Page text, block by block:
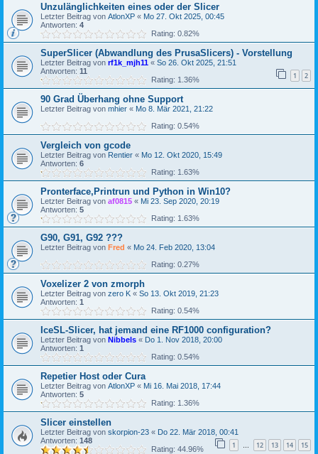
Unzulänglichkeiten eines oder der Slicer
Letzter Beitrag von AtlonXP « Mo 27. Okt 2025, 00:45
Antworten: 4
Rating: 0.82%
SuperSlicer (Abwandlung des PrusaSlicers) - Vorstellung
Letzter Beitrag von rf1k_mjh11 « So 26. Okt 2025, 21:51
Antworten: 11 1 2
Rating: 1.36%
90 Grad Überhang ohne Support
Letzter Beitrag von mhier « Mo 8. Mär 2021, 21:22
Rating: 0.54%
Vergleich von gcode
Letzter Beitrag von Rentier « Mo 12. Okt 2020, 15:49
Antworten: 6
Rating: 1.63%
Pronterface,Printrun und Python in Win10?
Letzter Beitrag von af0815 « Mi 23. Sep 2020, 20:19
Antworten: 5
Rating: 1.63%
G90, G91, G92 ???
Letzter Beitrag von Fred « Mo 24. Feb 2020, 13:04
Rating: 0.27%
Voxelizer 2 von zmorph
Letzter Beitrag von zero K « So 13. Okt 2019, 21:23
Antworten: 1
Rating: 0.54%
IceSL-Slicer, hat jemand eine RF1000 configuration?
Letzter Beitrag von Nibbels « Do 1. Nov 2018, 20:00
Antworten: 1
Rating: 0.54%
Repetier Host oder Cura
Letzter Beitrag von AtlonXP « Mi 16. Mai 2018, 17:44
Antworten: 5
Rating: 1.36%
Slicer einstellen
Letzter Beitrag von skorpion-23 « Do 22. Mär 2018, 00:41
Antworten: 148 1 … 12 13 14 15
Rating: 44.96%